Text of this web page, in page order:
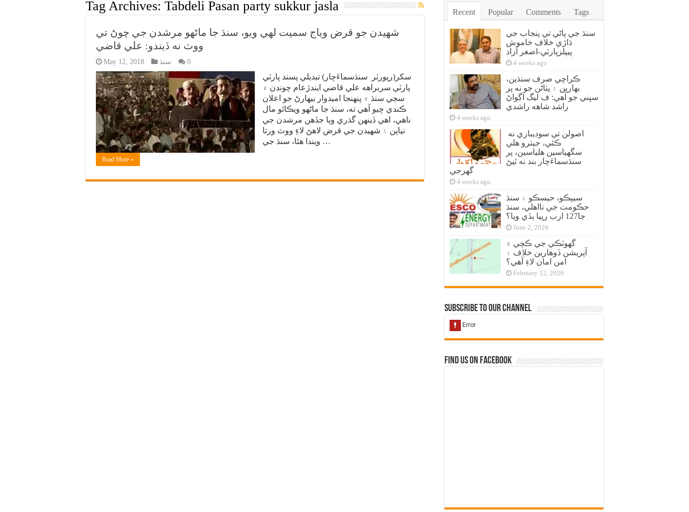
Tag Archives: Tabdeli Pasan party sukkur jasla
شهيدن جو قرض وياج سميت لهي ويو، سنڌ جا ماڻهو مرشدن جي چوڻ تي
ووٽ نه ڏيندو: علي قاضي
May 12, 2018 سنڌ 0
سکر(رپورٽر سنڌسماءَچار) تبديلي پسند پارٽي
پارٽي سربراهه علي قاضي ايندڙعام چونڊن ۾
سڄي سنڌ ۾ پنهنجا اميدوار بيهارڻ جو اعلان
ڪندي چيو آهي ته، سنڌ جا ماڻهو ويڪائو مال
ناهي، اهي ڏينهن گذري ويا جڏهن مرشدن جي
نياپن ۽ شهيدن جي قرض لاهڻ لاءِ ووٽ ورتا
ويندا هئا، سنڌ جي …
Read More »
Recent Popular Comments Tags
سنڌ جي پاڻي تي پنجاب جي
ڌاڙي خلاف خاموش
پيپلزپارٽي-اصغر آزاد
4 weeks ago
ڪراچي صرف سنڌين،
بهارين ۽ پٺاڻن جو نه پر
سڀني جو آهي: ف ليگ اڳواڻ
راشد شاهه راشدي
4 weeks ago
ڪئي، جيترو هلي
سگهياسين هلياسين، پر
سنڌسماءَچار بند نه ٿيڻ
گهرجي
4 weeks ago
سيپڪو، حيسڪو ۽ سنڌ
حڪومت جي نااهلي، سنڌ
جا127 ارب رپيا ٻڏي ويا؟
June 2, 2026
گهوٽڪي جي ڪچي ۾
آپريشن ڏوهارين خلاف ۽
امن امان لاءِ آهي؟
February 12, 2026
Subscribe to our Channel
Find us on Facebook